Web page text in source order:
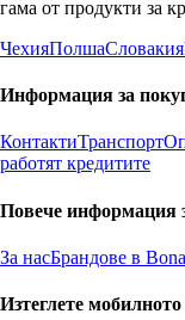
гама от продукти за
ЧехияПолшаСловакия
Информация за
КонтактиТранспорт
работят кредитите
Повече информация
За насБрандове в
Изтеглете